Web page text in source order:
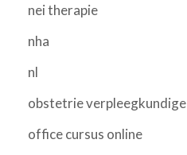
nei therapie
nha
nl
obstetrie verpleegkundige
office cursus online